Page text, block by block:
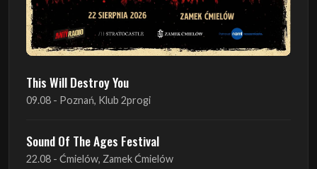
This Will Destroy You
09.08 - Poznań, Klub 2progi
Sound Of The Ages Festival
22.08 - Ćmielów, Zamek Ćmielów